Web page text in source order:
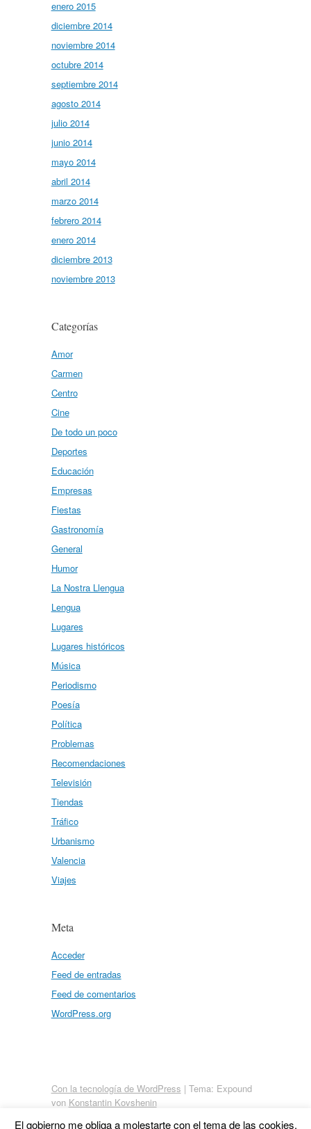
enero 2015
diciembre 2014
noviembre 2014
octubre 2014
septiembre 2014
agosto 2014
julio 2014
junio 2014
mayo 2014
abril 2014
marzo 2014
febrero 2014
enero 2014
diciembre 2013
noviembre 2013
Categorías
Amor
Carmen
Centro
Cine
De todo un poco
Deportes
Educación
Empresas
Fiestas
Gastronomía
General
Humor
La Nostra Llengua
Lengua
Lugares
Lugares históricos
Música
Periodismo
Poesía
Política
Problemas
Recomendaciones
Televisión
Tiendas
Tráfico
Urbanismo
Valencia
Viajes
Meta
Acceder
Feed de entradas
Feed de comentarios
WordPress.org
Con la tecnología de WordPress | Tema: Expound
von Konstantin Kovshenin
El gobierno me obliga a molestarte con el tema de las cookies.